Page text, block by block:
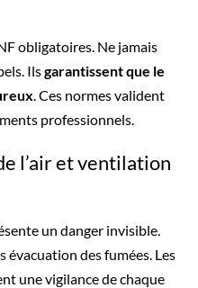
obligatoires. Ne jamais
Ilsgarantissent que le
. Ces normes valident
professionnels.
l’air et ventilation
un danger invisible.
évacuation des fumées. Les
une vigilance de chaque